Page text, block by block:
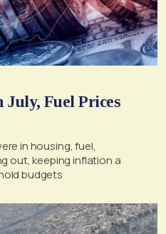
Fuel Prices
in housing, fuel,
out, keeping inflation a
budgets